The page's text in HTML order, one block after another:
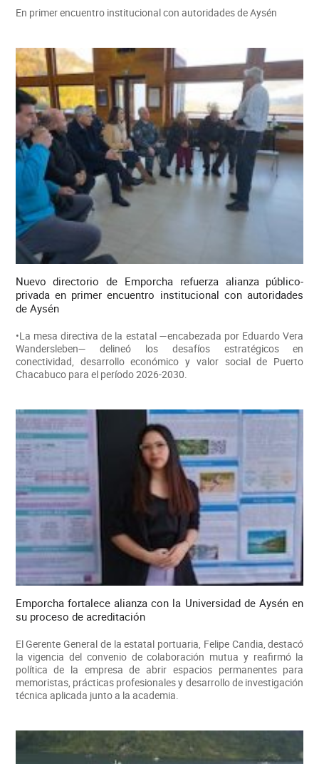
En primer encuentro institucional con autoridades de Aysén
Nuevo directorio de Emporcha refuerza alianza público-
privada en primer encuentro institucional con autoridades
de Aysén
•La mesa directiva de la estatal —encabezada por Eduardo Vera
Wandersleben— delineó los desafíos estratégicos en
conectividad, desarrollo económico y valor social de Puerto
Chacabuco para el período 2026-2030.
Emporcha fortalece alianza con la Universidad de Aysén en
su proceso de acreditación
El Gerente General de la estatal portuaria, Felipe Candia, destacó
la vigencia del convenio de colaboración mutua y reafirmó la
política de la empresa de abrir espacios permanentes para
memoristas, prácticas profesionales y desarrollo de investigación
técnica aplicada junto a la academia.